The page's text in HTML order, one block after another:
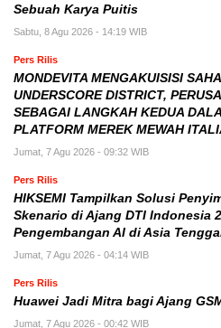
Sebuah Karya Puitis
Sabtu, 8 Agu 2026 - 14:19 WIB
Pers Rilis
MONDEVITA MENGAKUISISI
UNDERSCORE DISTRICT,
SEBAGAI LANGKAH KEDUA
PLATFORM MEREK MEWAH
Jumat, 7 Agu 2026 - 09:32 WIB
Pers Rilis
HIKSEMI Tampilkan Solusi
Skenario di Ajang DTI Indonesia
Pengembangan AI di Asia
Jumat, 7 Agu 2026 - 04:14 WIB
Pers Rilis
Huawei Jadi Mitra bagi Ajang
Jumat, 7 Agu 2026 - 00:42 WIB